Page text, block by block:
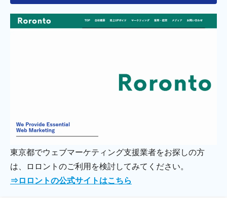
東京都でウェブマーケティング支援業者をお探しの方
は、ロロントのご利用を検討してみてください。
⇒ロロントの公式サイトはこちら